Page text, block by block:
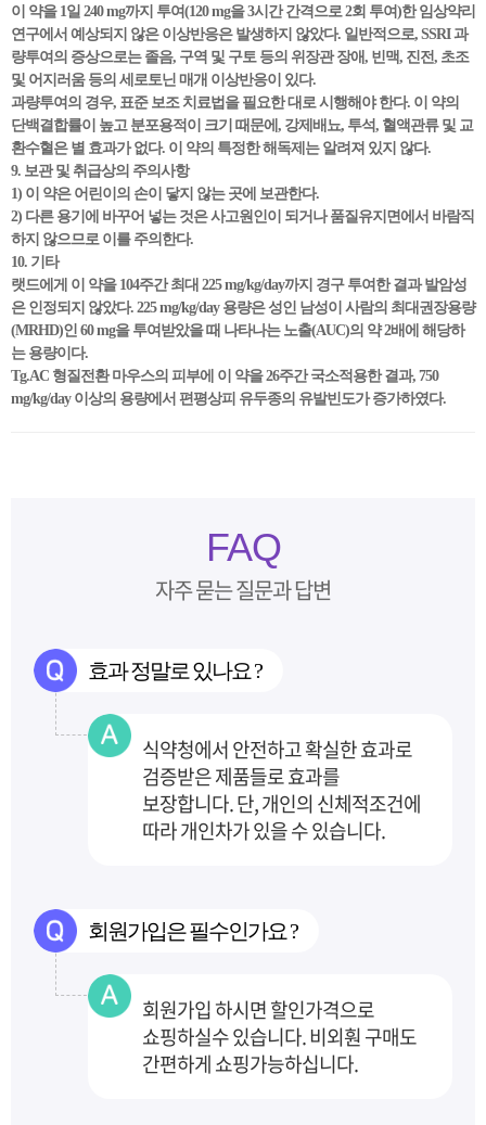
이 약을 1일 240 mg까지 투여(120 mg을 3시간 간격으로 2회 투여)한 임상약리
연구에서 예상되지 않은 이상반응은 발생하지 않았다. 일반적으로, SSRI 과
량투여의 증상으로는 졸음, 구역 및 구토 등의 위장관 장애, 빈맥, 진전, 초조
및 어지러움 등의 세로토닌 매개 이상반응이 있다.
과량투여의 경우, 표준 보조 치료법을 필요한 대로 시행해야 한다. 이 약의
단백결합률이 높고 분포용적이 크기 때문에, 강제배뇨, 투석, 혈액관류 및 교
환수혈은 별 효과가 없다. 이 약의 특정한 해독제는 알려져 있지 않다.
9. 보관 및 취급상의 주의사항
1) 이 약은 어린이의 손이 닿지 않는 곳에 보관한다.
2) 다른 용기에 바꾸어 넣는 것은 사고원인이 되거나 품질유지면에서 바람직
하지 않으므로 이를 주의한다.
10. 기타
랫드에게 이 약을 104주간 최대 225 mg/kg/day까지 경구 투여한 결과 발암성
은 인정되지 않았다. 225 mg/kg/day 용량은 성인 남성이 사람의 최대권장용량
(MRHD)인 60 mg을 투여받았을 때 나타나는 노출(AUC)의 약 2배에 해당하
는 용량이다.
Tg.AC 형질전환 마우스의 피부에 이 약을 26주간 국소적용한 결과, 750
mg/kg/day 이상의 용량에서 편평상피 유두종의 유발빈도가 증가하였다.
FAQ
자주 묻는 질문과 답변
효과 정말로 있나요 ?
식약청에서 안전하고 확실한 효과로
검증받은 제품들로 효과를
보장합니다.단, 개인의 신체적조건에
따라 개인차가 있을 수 있습니다.
회원가입은 필수인가요 ?
회원가입 하시면 할인가격으로
쇼핑하실수 있습니다. 비외훤 구매도
간편하게 쇼핑가능하십니다.